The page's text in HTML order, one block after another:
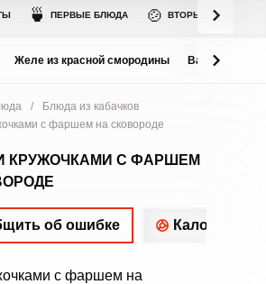
🍵 ПЕРВЫЕ БЛЮДА 🍲 ВТОРЫЕ БЛЮДА
Желе из красной смородины Варенье из
/
Блюда из кабачков
с фаршем на сковороде
КРУЖОЧКАМИ С ФАРШЕМ
об ошибке
с фаршем на